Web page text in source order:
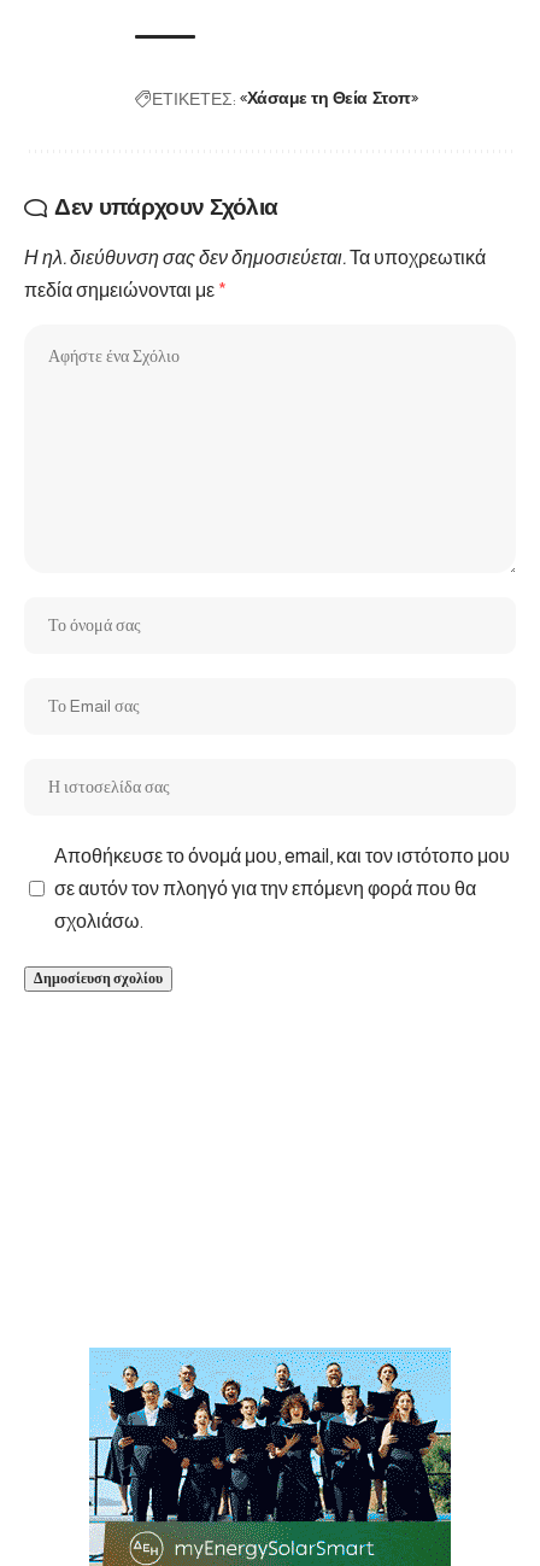
ΕΤΙΚΕΤΕΣ: «Χάσαμε τη Θεία Στοπ»
Δεν υπάρχουν Σχόλια
Η ηλ. διεύθυνση σας δεν δημοσιεύεται.Τα υποχρεωτικά
πεδία σημειώνονται με *
Αποθήκευσε το όνομά μου, email, και τον ιστότοπο μου
σε αυτόν τον πλοηγό για την επόμενη φορά που θα
σχολιάσω.